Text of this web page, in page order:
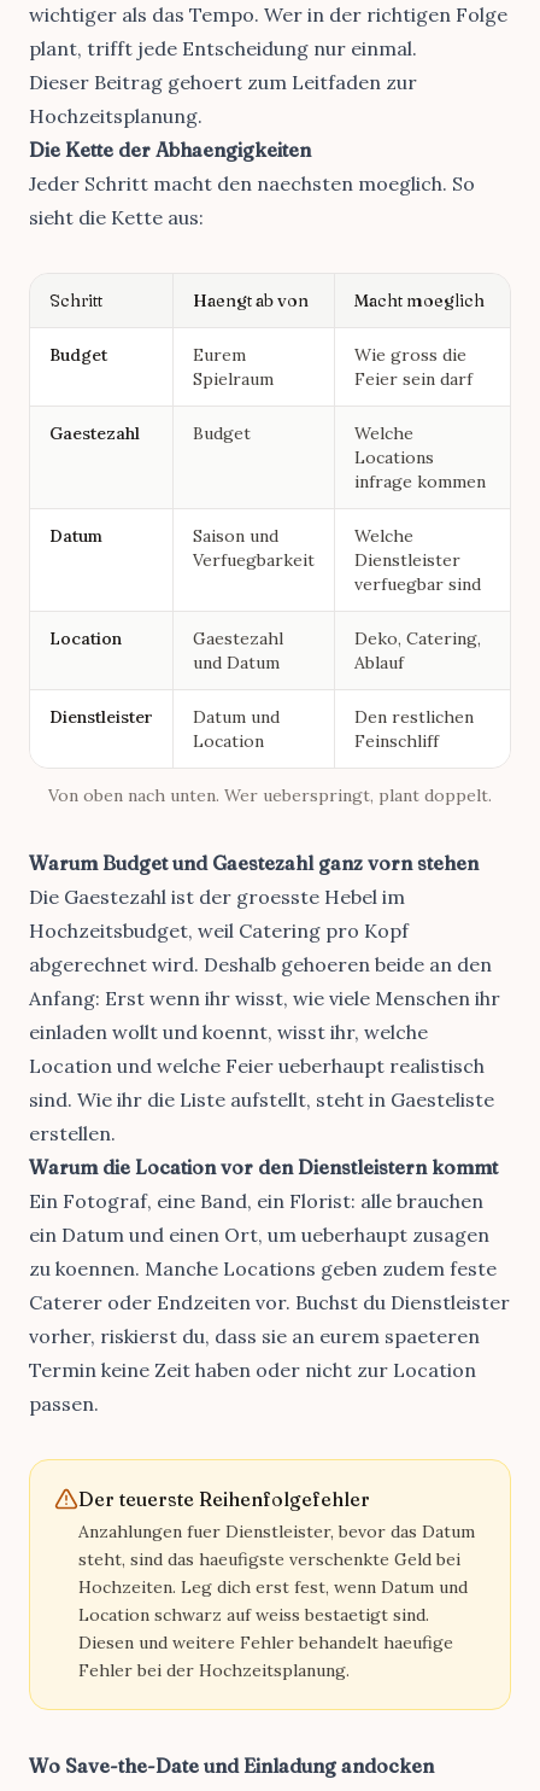
wichtiger als das Tempo. Wer in der richtigen Folge
plant, trifft jede Entscheidung nur einmal.
Dieser Beitrag gehoert zum Leitfaden zur
Hochzeitsplanung.
Die Kette der Abhaengigkeiten
Jeder Schritt macht den naechsten moeglich. So
sieht die Kette aus:
Schritt Haengt ab von Macht moeglich
Budget
Eurem
Spielraum
Wie gross die
Feier sein darf
Gaestezahl Budget
Welche
Locations
infrage kommen
Datum
Saison und
Verfuegbarkeit
Welche
Dienstleister
verfuegbar sind
Location
Gaestezahl
und Datum
Deko, Catering,
Ablauf
Dienstleister
Datum und
Location
Den restlichen
Feinschliff
Von oben nach unten. Wer ueberspringt, plant doppelt.
Warum Budget und Gaestezahl ganz vorn stehen
Die Gaestezahl ist der groesste Hebel im
Hochzeitsbudget, weil Catering pro Kopf
abgerechnet wird. Deshalb gehoeren beide an den
Anfang: Erst wenn ihr wisst, wie viele Menschen ihr
einladen wollt und koennt, wisst ihr, welche
Location und welche Feier ueberhaupt realistisch
sind. Wie ihr die Liste aufstellt, steht in Gaesteliste
erstellen.
Warum die Location vor den Dienstleistern kommt
Ein Fotograf, eine Band, ein Florist: alle brauchen
ein Datum und einen Ort, um ueberhaupt zusagen
zu koennen. Manche Locations geben zudem feste
Caterer oder Endzeiten vor. Buchst du Dienstleister
vorher, riskierst du, dass sie an eurem spaeteren
Termin keine Zeit haben oder nicht zur Location
passen.
Der teuerste Reihenfolgefehler
Anzahlungen fuer Dienstleister, bevor das Datum
steht, sind das haeufigste verschenkte Geld bei
Hochzeiten. Leg dich erst fest, wenn Datum und
Location schwarz auf weiss bestaetigt sind.
Diesen und weitere Fehler behandelt haeufige
Fehler bei der Hochzeitsplanung.
Wo Save-the-Date und Einladung andocken